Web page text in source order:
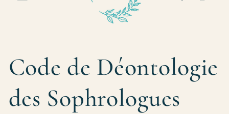
Code de Déontologie
des Sophrologues